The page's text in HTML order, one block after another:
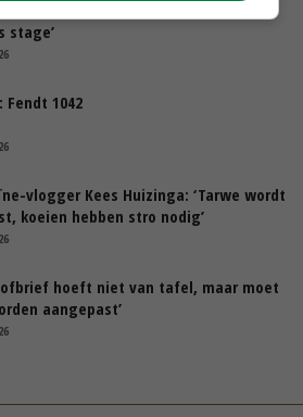
stage’
Fendt 1042
vlogger Kees Huizinga: ‘Tarwe wordt
koeien hebben stro nodig’
hoeft niet van tafel, maar moet
aangepast’